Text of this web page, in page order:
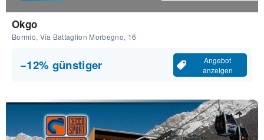
Okgo
Bormio, Via Battaglion Morbegno, 16
−12% günstiger
Angebot
anzeigen